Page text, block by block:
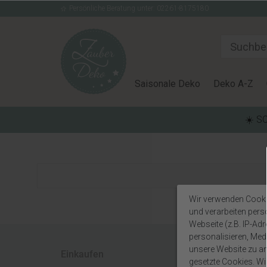
Saisonale Deko Deko A-Z
☀️
Wir verwenden
und verarbeiten
Webseite (z.B. IP-
personalisieren,
unsere Website zu
gesetzte Cookies.